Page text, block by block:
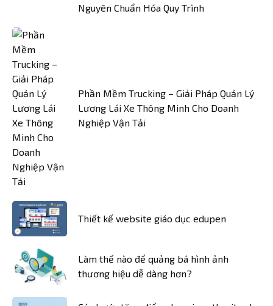
Nguyên Chuẩn Hóa Quy Trình
Phần Mềm Trucking – Giải Pháp Quản Lý
Lương Lái Xe Thông Minh Cho Doanh
Nghiệp Vận Tải
Thiết kế website giáo dục edupen
Làm thế nào để quảng bá hình ảnh
thương hiệu dễ dàng hơn?